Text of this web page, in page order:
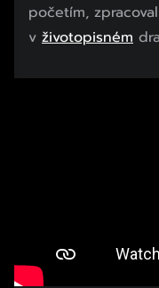
početím,
v životopisném